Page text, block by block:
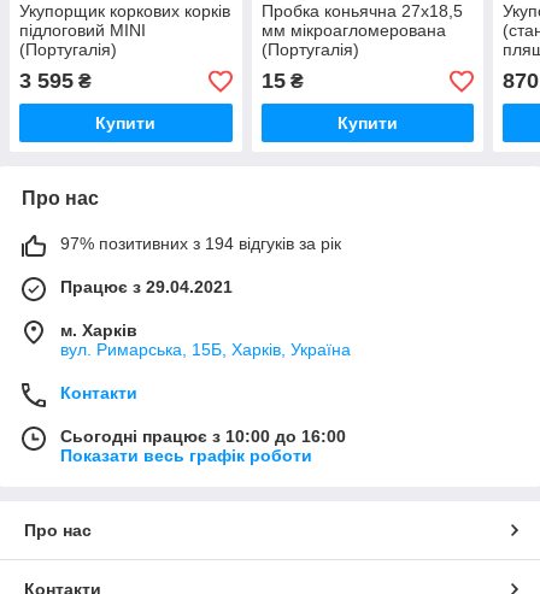
Укупорщик коркових корків
підлоговий MINI
(Португалія)
3 595 ₴
Купити
Пробка коньячна 27х18,5
мм мікроагломерована
(Португалія)
15₴
Купити
870
Про нас
97% позитивних з 194 відгуків за рік
Працює з 29.04.2021
м. Харків
вул. Римарська, 15Б, Харків, Україна
Контакти
Сьогодні працює з 10:00 до 16:00
Показати весь графік роботи
Про нас
Контакти